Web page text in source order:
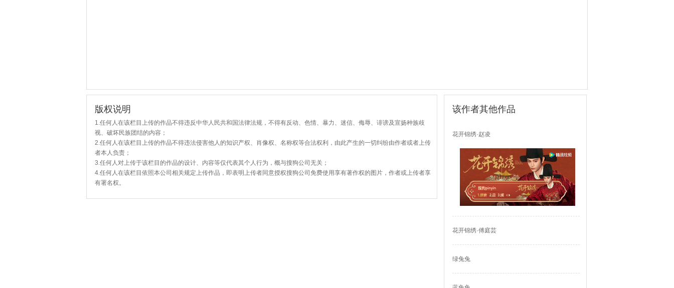
版权说明
1.任何人在该栏目上传的作品不得违反中华人民共和国法律法规，不得有反动、色情、暴力、迷信、侮辱、诽谤及宣扬种族歧
视、破坏民族团结的内容；
2.任何人在该栏目上传的作品不得违法侵害他人的知识产权、肖像权、名称权等合法权利，由此产生的一切纠纷由作者或者上传
者本人负责；
3.任何人对上传于该栏目的作品的设计、内容等仅代表其个人行为，概与搜狗公司无关；
4.任何人在该栏目依照本公司相关规定上传作品，即表明上传者同意授权搜狗公司免费使用享有著作权的图片，作者或上传者享
有署名权。
该作者其他作品
花开锦绣·赵凌
花开锦绣·傅庭芸
绿兔兔